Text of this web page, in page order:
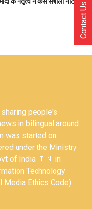
people's
in bilingual around
was started on
under the Ministry
of India 🇮🇳 in
Technology
Media Ethics Code)
Contact Us